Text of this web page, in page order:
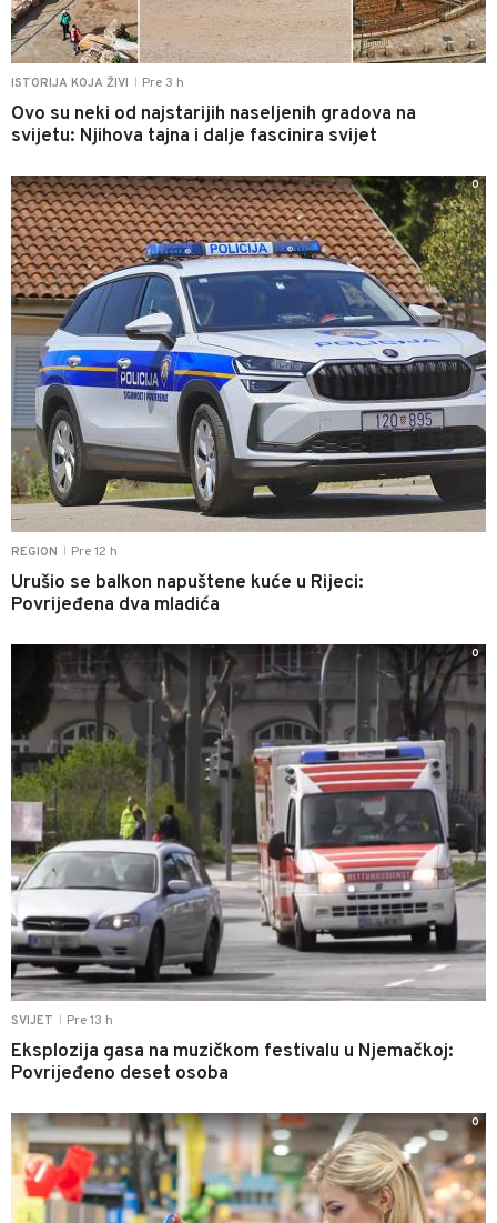
ISTORIJA KOJA ŽIVI Pre 3 h
Ovo su neki od najstarijih naseljenih gradova na
svijetu: Njihova tajna i dalje fascinira svijet
REGION Pre 12 h
Urušio se balkon napuštene kuće u Rijeci:
Povrijeđena dva mladića
0
SVIJET Pre 13 h
Eksplozija gasa na muzičkom festivalu u Njemačkoj:
Povrijeđeno deset osoba
0
0